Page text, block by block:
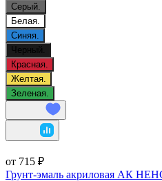
Серый.
Белая.
Синяя.
Черный.
Красная.
Желтая.
Зеленая.
от 715 ₽
Грунт-эмаль акриловая АК